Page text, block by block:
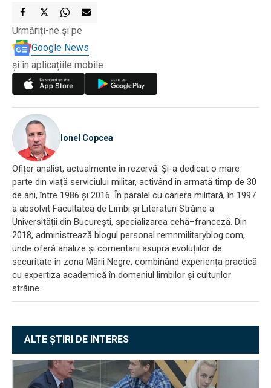
Urmăriți-ne și pe
Google News
și în aplicațiile mobile
Ionel Copcea
Ofițer analist, actualmente în rezervă. Și-a dedicat o mare
parte din viață serviciului militar, activând în armată timp de 30
de ani, între 1986 și 2016. În paralel cu cariera militară, în 1997
a absolvit Facultatea de Limbi și Literaturi Străine a
Universității din București, specializarea cehă–franceză. Din
2018, administrează blogul personal remnmilitaryblog.com,
unde oferă analize și comentarii asupra evoluțiilor de
securitate în zona Mării Negre, combinând experiența practică
cu expertiza academică în domeniul limbilor și culturilor
străine.
ALTE ȘTIRI DE INTERES